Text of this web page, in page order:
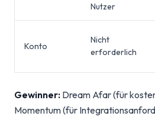
Nutzer
Konto
Nicht
erforderlich
Gewinner: Dream Afar (für
Momentum (für